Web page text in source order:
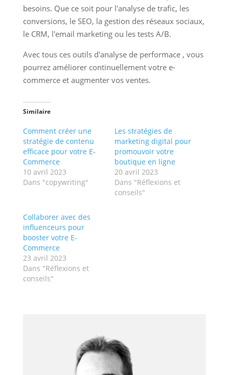
besoins. Que ce soit pour l'analyse de trafic, les
conversions, le SEO, la gestion des réseaux sociaux,
le CRM, l'email marketing ou les tests A/B.
Avec tous ces outils d'analyse de performace , vous
pourrez améliorer continuellement votre e-
commerce et augmenter vos ventes.
Similaire
Comment créer une
stratégie de contenu
efficace pour votre E-
Commerce
10 avril 2023
Dans "copywriting"
Les stratégies de
marketing digital pour
promouvoir votre
boutique en ligne
20 avril 2023
Dans "Réflexions et
conseils"
Collaborer avec des
influenceurs pour
booster votre E-
Commerce
23 avril 2023
Dans "Réflexions et
conseils"